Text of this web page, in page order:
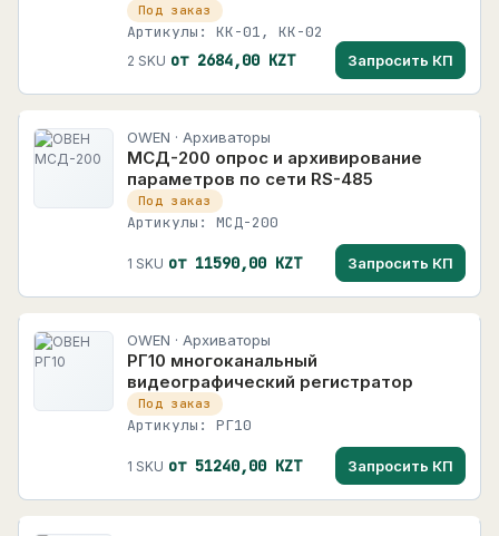
Под заказ
Артикулы: КК-01, КК-02
2 SKU от 2684,00 KZT Запросить КП
OWEN · Архиваторы
МСД-200 опрос и архивирование
параметров по сети RS-485
Под заказ
Артикулы: МСД-200
1 SKU от 11590,00 KZT Запросить КП
OWEN · Архиваторы
РГ10 многоканальный
видеографический регистратор
Под заказ
Артикулы: РГ10
1 SKU от 51240,00 KZT Запросить КП